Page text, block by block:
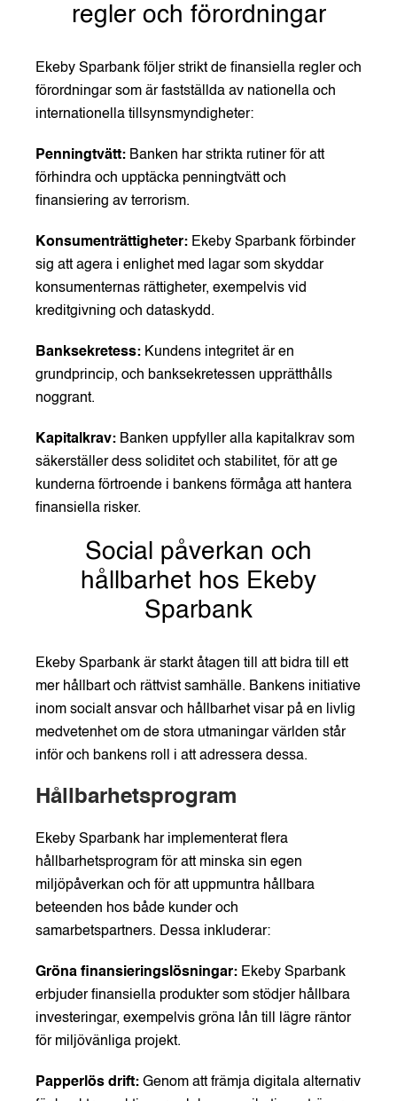
regler och förordningar
Ekeby Sparbank följer strikt de finansiella regler och
förordningar som är fastställda av nationella och
internationella tillsynsmyndigheter:
Penningtvätt: Banken har strikta rutiner för att
förhindra och upptäcka penningtvätt och
finansiering av terrorism.
Konsumenträttigheter: Ekeby Sparbank förbinder
sig att agera i enlighet med lagar som skyddar
konsumenternas rättigheter, exempelvis vid
kreditgivning och dataskydd.
Banksekretess: Kundens integritet är en
grundprincip, och banksekretessen upprätthålls
noggrant.
Kapitalkrav: Banken uppfyller alla kapitalkrav som
säkerställer dess soliditet och stabilitet, för att ge
kunderna förtroende i bankens förmåga att hantera
finansiella risker.
Social påverkan och
hållbarhet hos Ekeby
Sparbank
Ekeby Sparbank är starkt åtagen till att bidra till ett
mer hållbart och rättvist samhälle. Bankens initiative
inom socialt ansvar och hållbarhet visar på en livlig
medvetenhet om de stora utmaningar världen står
inför och bankens roll i att adressera dessa.
Hållbarhetsprogram
Ekeby Sparbank har implementerat flera
hållbarhetsprogram för att minska sin egen
miljöpåverkan och för att uppmuntra hållbara
beteenden hos både kunder och
samarbetspartners. Dessa inkluderar:
Gröna finansieringslösningar: Ekeby Sparbank
erbjuder finansiella produkter som stödjer hållbara
investeringar, exempelvis gröna lån till lägre räntor
för miljövänliga projekt.
Papperlös drift: Genom att främja digitala alternativ